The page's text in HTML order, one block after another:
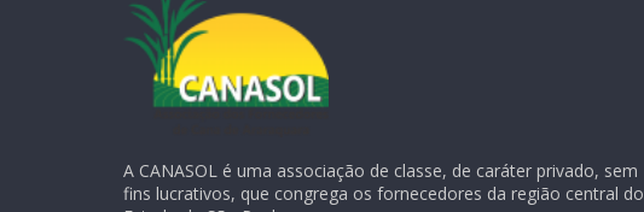
A CANASOL é uma associação de classe, de caráter privado, sem
fins lucrativos, que congrega os fornecedores da região central do